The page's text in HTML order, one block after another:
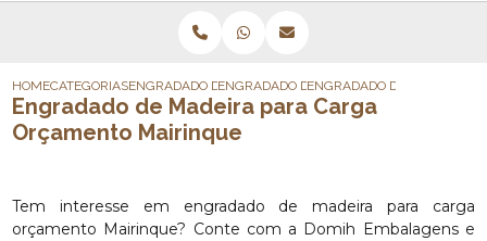
HOMECATEGORIASENGRADADO DE MADEIRAENGRADADO DE MADEIRA PARA
ENGRADADO DE MADEIRA
Engradado de Madeira para Carga
Orçamento Mairinque
Tem interesse em engradado de madeira para carga
orçamento Mairinque? Conte com a Domih Embalagens e